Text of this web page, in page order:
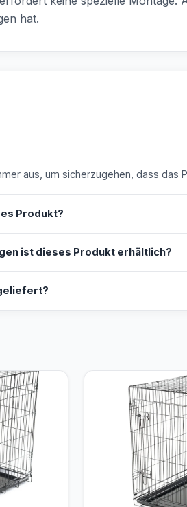
hat.
aus, um sicherzugehen, dass das
Produkt?
ist dieses Produkt erhältlich?